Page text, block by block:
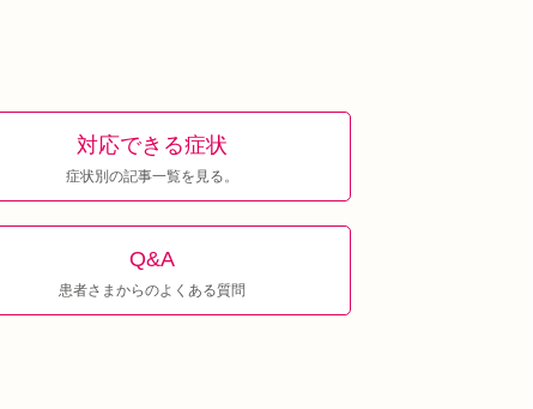
対応できる症状
症状別の記事一覧を見る。
Q&A
患者さまからのよくある質問